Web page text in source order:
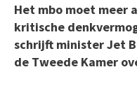
Het mbo moet meer
kritische
schrijft minister Jet
de Tweede Kamer